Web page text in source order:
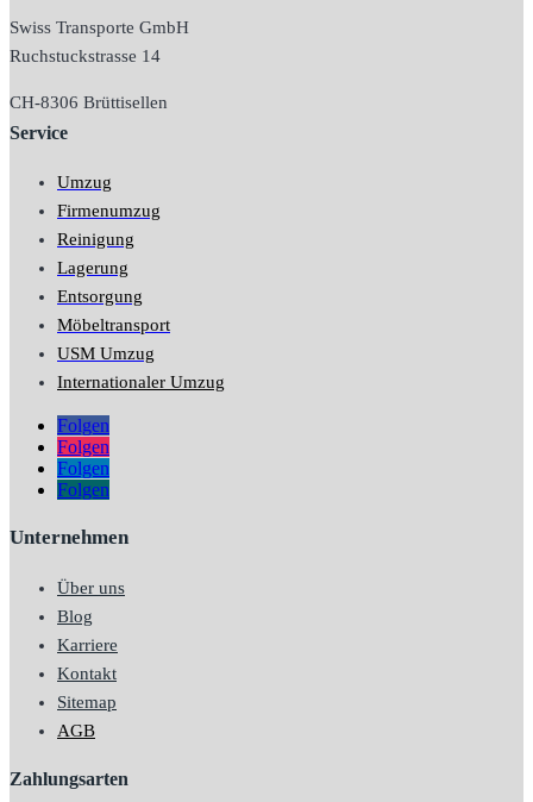
Swiss Transporte GmbH
Ruchstuckstrasse 14
CH-8306 Brüttisellen
Service
Umzug
Firmenumzug
Reinigung
Lagerung
Entsorgung
Möbeltransport
USM Umzug
Internationaler Umzug
Folgen
Folgen
Folgen
Folgen
Unternehmen
Über uns
Blog
Karriere
Kontakt
Sitemap
AGB
Zahlungsarten